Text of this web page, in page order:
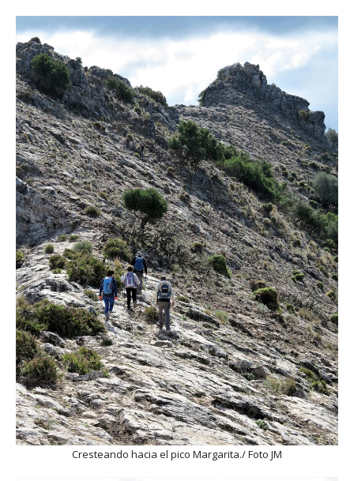
Cresteando hacia el pico Margarita./ Foto JM